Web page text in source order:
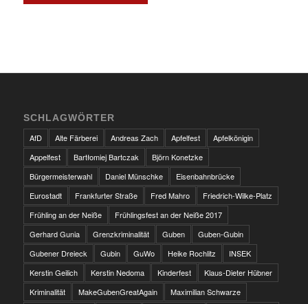
SCHLAGWÖRTER
AfD
Alte Färberei Andreas Zach Apfelfest
Apfelkönigin
Appelfest
Bartłomiej Bartczak
Björn Konetzke
Bürgermeisterwahl
Daniel Münschke
Eisenbahnbrücke
Eurostadt
Frankfurter Straße Fred Mahro
Friedrich-Wilke-Platz
Frühling an der Neiße
Frühlingsfest an der Neiße 2017
Gerhard Gunia
Grenzkriminalität Guben
Guben-Gubin
Gubener Dreieck
Gubin GuWo Heike Rochlitz
INSEK
Kerstin Geilich
Kerstin Nedoma Kinderfest
Klaus-Dieter Hübner
Kriminalität
MakeGubenGreatAgain
Maximilian Schwarze